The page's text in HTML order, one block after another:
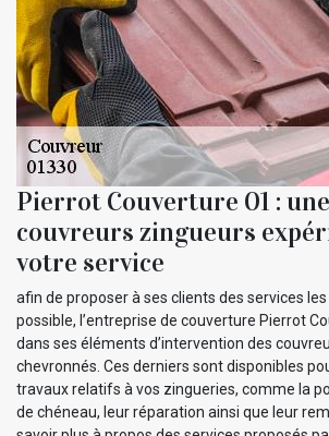
Pierrot Couverture 01 :
couvreurs zingueurs
votre service
afin de proposer à ses clients des services
possible, l’entreprise de couverture Pierrot
dans ses éléments d’intervention des
chevronnés. Ces derniers sont disponibles
travaux relatifs à vos zingueries, comme la
de chéneau, leur réparation ainsi que leur